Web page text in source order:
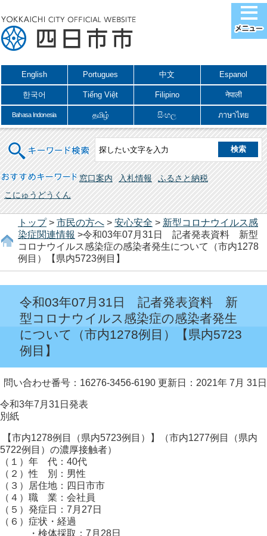
English Portugues 中文 Espanol
한국어 Tiếng Việt Filipino नेपाली
Bahasa Indonesia தமிழ் සිංහල ภาษาไทย
キーワード検索
おすすめキーワード 窓口案内 入札情報
ふるさと納税
こにゅうどうくん
トップ> 市民の方へ > 安心安全 > 新型コロナウイルス感
染症関連情報 >令和03年07月31日 記者発表資料 新型
コロナウイルス感染症の感染者発生について（市内1278
例目）【県内5723例目】
令和03年07月31日 記者発表資料 新
型コロナウイルス感染症の感染者発生
について（市内1278例目）【県内5723
例目】
問い合わせ番号：16276-3456-6190 更新日：2021年 7月 31日
令和3年7月31日発表
別紙
【市内1278例目（県内5723例目）】（市内1277例目（県内
5722例目）の濃厚接触者）
（１）年 代：40代
（２）性 別：男性
（３）居住地：四日市市
（４）職 業：会社員
（５）発症日：7月27日
（６）症状・経過
・検体採取：7月28日